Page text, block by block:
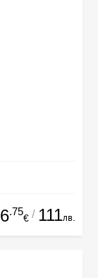
.75
€ / 111лв.